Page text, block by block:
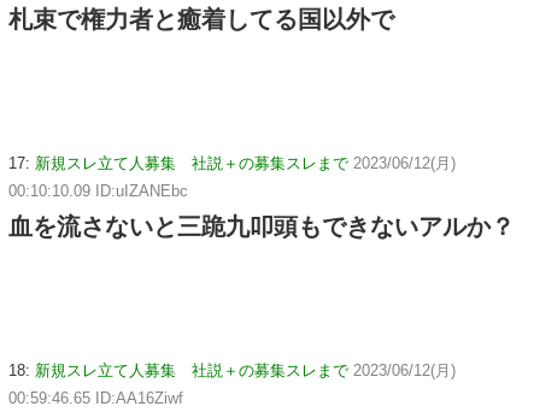
札束で権力者と癒着してる国以外で
17: 新規スレ立て人募集 社説＋の募集スレまで 2023/06/12(月)
00:10:10.09 ID:uIZANEbc
血を流さないと三跪九叩頭もできないアルか？
18: 新規スレ立て人募集 社説＋の募集スレまで 2023/06/12(月)
00:59:46.65 ID:AA16Ziwf